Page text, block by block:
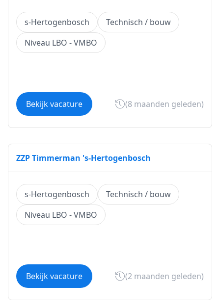
s-Hertogenbosch
Technisch / bouw
Niveau LBO - VMBO
Bekijk vacature (8 maanden geleden)
ZZP Timmerman 's-Hertogenbosch
s-Hertogenbosch
Technisch / bouw
Niveau LBO - VMBO
Bekijk vacature (2 maanden geleden)